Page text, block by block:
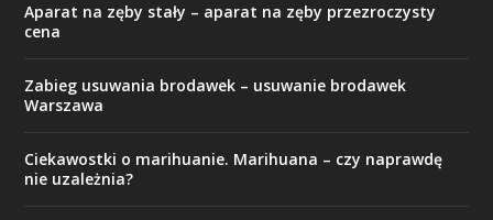
Aparat na zęby stały – aparat na zęby przezroczysty
cena
Zabieg usuwania brodawek – usuwanie brodawek
Warszawa
Ciekawostki o marihuanie. Marihuana – czy naprawdę
nie uzależnia?